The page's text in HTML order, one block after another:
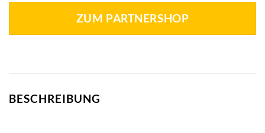
ZUM PARTNERSHOP
BESCHREIBUNG